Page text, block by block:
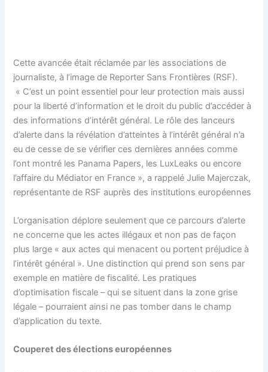
Cette avancée était réclamée par les associations de
journaliste, à l’image de Reporter Sans Frontières (RSF).
« C’est un point essentiel pour leur protection mais aussi
pour la liberté d’information et le droit du public d’accéder à
des informations d’intérêt général. Le rôle des lanceurs
d’alerte dans la révélation d’atteintes à l’intérêt général n’a
eu de cesse de se vérifier ces dernières années comme
l’ont montré les Panama Papers, les LuxLeaks ou encore
l’affaire du Médiator en France », a rappelé Julie Majerczak,
représentante de RSF auprès des institutions européennes
L’organisation déplore seulement que ce parcours d’alerte
ne concerne que les actes illégaux et non pas de façon
plus large « aux actes qui menacent ou portent préjudice à
l’intérêt général ». Une distinction qui prend son sens par
exemple en matière de fiscalité. Les pratiques
d’optimisation fiscale – qui se situent dans la zone grise
légale – pourraient ainsi ne pas tomber dans le champ
d’application du texte.
Couperet des élections européennes